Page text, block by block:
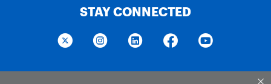
STAY CONNECTED